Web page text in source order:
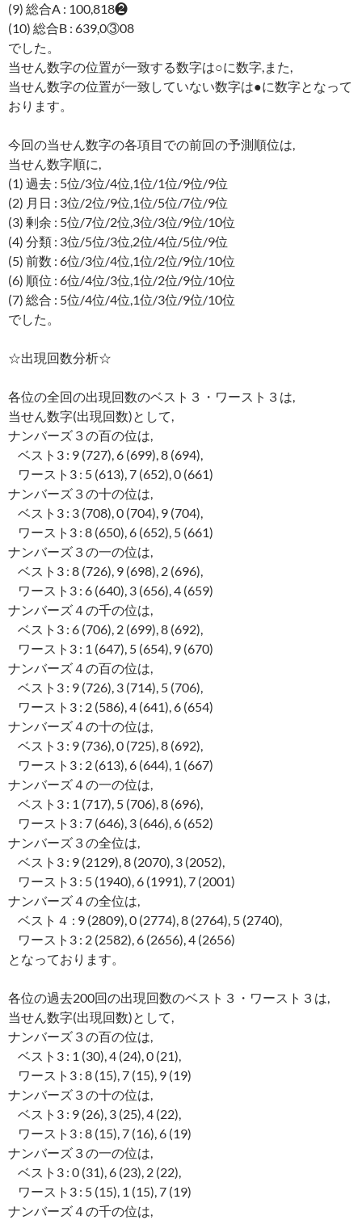
(9) 総合A : 100,818❷
(10) 総合B : 639,0③08
でした。
当せん数字の位置が一致する数字は○に数字,また,
当せん数字の位置が一致していない数字は●に数字となって
おります。
今回の当せん数字の各項目での前回の予測順位は,
当せん数字順に,
(1) 過去 : 5位/3位/4位,1位/1位/9位/9位
(2) 月日 : 3位/2位/9位,1位/5位/7位/9位
(3) 剰余 : 5位/7位/2位,3位/3位/9位/10位
(4) 分類 : 3位/5位/3位,2位/4位/5位/9位
(5) 前数 : 6位/3位/4位,1位/2位/9位/10位
(6) 順位 : 6位/4位/3位,1位/2位/9位/10位
(7) 総合 : 5位/4位/4位,1位/3位/9位/10位
でした。
☆出現回数分析☆
各位の全回の出現回数のベスト３・ワースト３は,
当せん数字(出現回数)として,
ナンバーズ３の百の位は,
ベスト3 : 9 (727), 6 (699), 8 (694),
ワースト3 : 5 (613), 7 (652), 0 (661)
ナンバーズ３の十の位は,
ベスト3 : 3 (708), 0 (704), 9 (704),
ワースト3 : 8 (650), 6 (652), 5 (661)
ナンバーズ３の一の位は,
ベスト3 : 8 (726), 9 (698), 2 (696),
ワースト3 : 6 (640), 3 (656), 4 (659)
ナンバーズ４の千の位は,
ベスト3 : 6 (706), 2 (699), 8 (692),
ワースト3 : 1 (647), 5 (654), 9 (670)
ナンバーズ４の百の位は,
ベスト3 : 9 (726), 3 (714), 5 (706),
ワースト3 : 2 (586), 4 (641), 6 (654)
ナンバーズ４の十の位は,
ベスト3 : 9 (736), 0 (725), 8 (692),
ワースト3 : 2 (613), 6 (644), 1 (667)
ナンバーズ４の一の位は,
ベスト3 : 1 (717), 5 (706), 8 (696),
ワースト3 : 7 (646), 3 (646), 6 (652)
ナンバーズ３の全位は,
ベスト3 : 9 (2129), 8 (2070), 3 (2052),
ワースト3 : 5 (1940), 6 (1991), 7 (2001)
ナンバーズ４の全位は,
ベスト４ : 9 (2809), 0 (2774), 8 (2764), 5 (2740),
ワースト3 : 2 (2582), 6 (2656), 4 (2656)
となっております。
各位の過去200回の出現回数のベスト３・ワースト３は,
当せん数字(出現回数)として,
ナンバーズ３の百の位は,
ベスト3 : 1 (30), 4 (24), 0 (21),
ワースト3 : 8 (15), 7 (15), 9 (19)
ナンバーズ３の十の位は,
ベスト3 : 9 (26), 3 (25), 4 (22),
ワースト3 : 8 (15), 7 (16), 6 (19)
ナンバーズ３の一の位は,
ベスト3 : 0 (31), 6 (23), 2 (22),
ワースト3 : 5 (15), 1 (15), 7 (19)
ナンバーズ４の千の位は,